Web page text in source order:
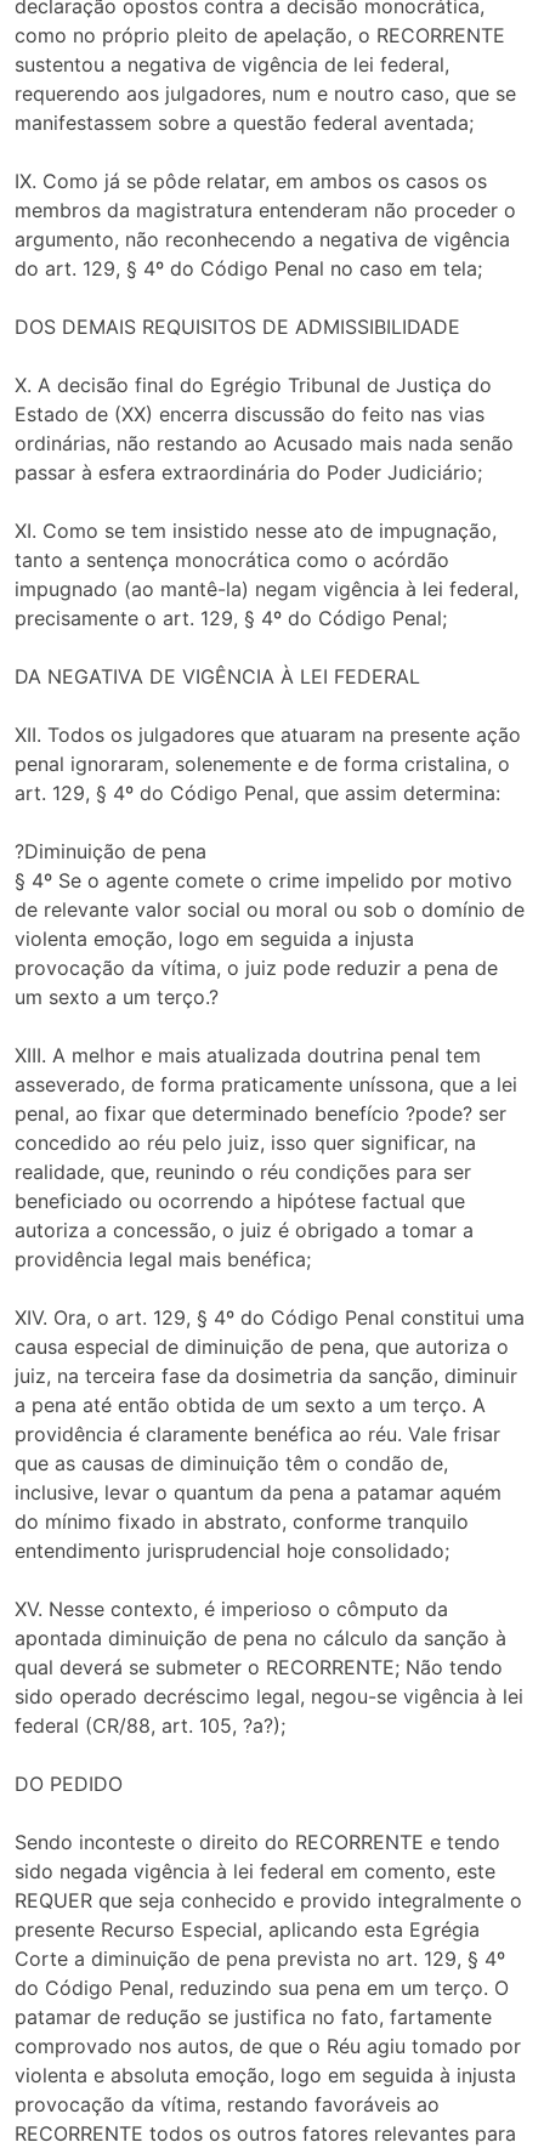
declaração opostos contra a decisão monocrática,
como no próprio pleito de apelação, o RECORRENTE
sustentou a negativa de vigência de lei federal,
requerendo aos julgadores, num e noutro caso, que se
manifestassem sobre a questão federal aventada;
IX. Como já se pôde relatar, em ambos os casos os
membros da magistratura entenderam não proceder o
argumento, não reconhecendo a negativa de vigência
do art. 129, § 4º do Código Penal no caso em tela;
DOS DEMAIS REQUISITOS DE ADMISSIBILIDADE
X. A decisão final do Egrégio Tribunal de Justiça do
Estado de (XX) encerra discussão do feito nas vias
ordinárias, não restando ao Acusado mais nada senão
passar à esfera extraordinária do Poder Judiciário;
XI. Como se tem insistido nesse ato de impugnação,
tanto a sentença monocrática como o acórdão
impugnado (ao mantê-la) negam vigência à lei federal,
precisamente o art. 129, § 4º do Código Penal;
DA NEGATIVA DE VIGÊNCIA À LEI FEDERAL
XII. Todos os julgadores que atuaram na presente ação
penal ignoraram, solenemente e de forma cristalina, o
art. 129, § 4º do Código Penal, que assim determina:
?Diminuição de pena
§ 4º Se o agente comete o crime impelido por motivo
de relevante valor social ou moral ou sob o domínio de
violenta emoção, logo em seguida a injusta
provocação da vítima, o juiz pode reduzir a pena de
um sexto a um terço.?
XIII. A melhor e mais atualizada doutrina penal tem
asseverado, de forma praticamente uníssona, que a lei
penal, ao fixar que determinado benefício ?pode? ser
concedido ao réu pelo juiz, isso quer significar, na
realidade, que, reunindo o réu condições para ser
beneficiado ou ocorrendo a hipótese factual que
autoriza a concessão, o juiz é obrigado a tomar a
providência legal mais benéfica;
XIV. Ora, o art. 129, § 4º do Código Penal constitui uma
causa especial de diminuição de pena, que autoriza o
juiz, na terceira fase da dosimetria da sanção, diminuir
a pena até então obtida de um sexto a um terço. A
providência é claramente benéfica ao réu. Vale frisar
que as causas de diminuição têm o condão de,
inclusive, levar o quantum da pena a patamar aquém
do mínimo fixado in abstrato, conforme tranquilo
entendimento jurisprudencial hoje consolidado;
XV. Nesse contexto, é imperioso o cômputo da
apontada diminuição de pena no cálculo da sanção à
qual deverá se submeter o RECORRENTE; Não tendo
sido operado decréscimo legal, negou-se vigência à lei
federal (CR/88, art. 105, ?a?);
DO PEDIDO
Sendo inconteste o direito do RECORRENTE e tendo
sido negada vigência à lei federal em comento, este
REQUER que seja conhecido e provido integralmente o
presente Recurso Especial, aplicando esta Egrégia
Corte a diminuição de pena prevista no art. 129, § 4º
do Código Penal, reduzindo sua pena em um terço. O
patamar de redução se justifica no fato, fartamente
comprovado nos autos, de que o Réu agiu tomado por
violenta e absoluta emoção, logo em seguida à injusta
provocação da vítima, restando favoráveis ao
RECORRENTE todos os outros fatores relevantes para